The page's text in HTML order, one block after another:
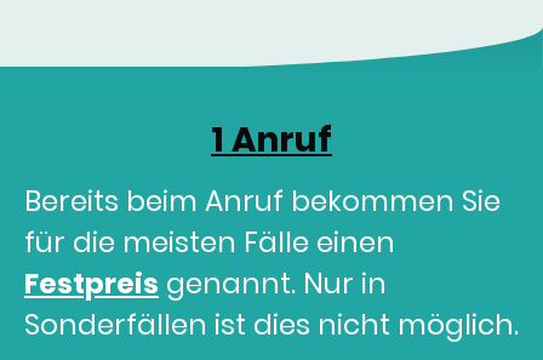
1 Anruf
Bereits beim Anruf bekommen Sie
für die meisten Fälle einen
Festpreis genannt. Nur in
Sonderfällen ist dies nicht möglich.